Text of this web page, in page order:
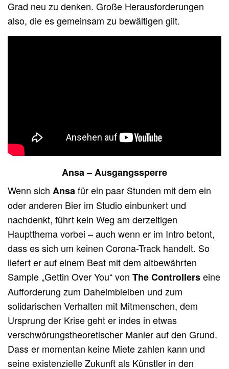
Grad neu zu denken. Große Herausforderungen
also, die es gemeinsam zu bewältigen gilt.
Ansa – Ausgangssperre
Wenn sich Ansafür ein paar Stunden mit dem ein
oder anderen Bier im Studio einbunkert und
nachdenkt, führt kein Weg am derzeitigen
Hauptthema vorbei – auch wenn er im Intro betont,
dass es sich um keinen Corona-Track handelt. So
liefert er auf einem Beat mit dem altbewährten
Sample „Gettin Over You“ vonThe Controllerseine
Aufforderung zum Daheimbleiben und zum
solidarischen Verhalten mit Mitmenschen, dem
Ursprung der Krise geht er indes in etwas
verschwörungstheoretischer Manier auf den Grund.
Dass er momentan keine Miete zahlen kann und
seine existenzielle Zukunft als Künstler in den